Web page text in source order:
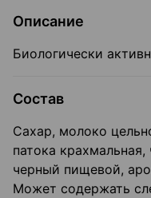
Описание
Биологически
Состав
Сахар, молоко
патока
черный пищевой,
Может содержать